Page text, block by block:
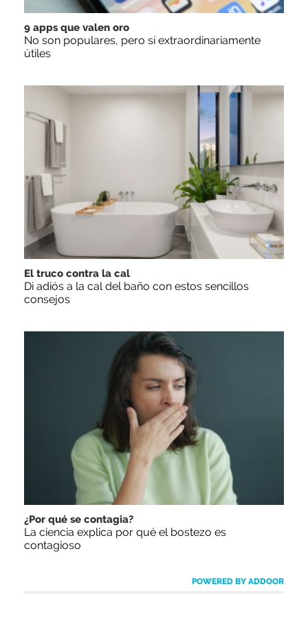
9 apps que valen oro
No son populares, pero sí extraordinariamente
útiles
El truco contra la cal
Di adiós a la cal del baño con estos sencillos
consejos
¿Por qué se contagia?
La ciencia explica por qué el bostezo es
contagioso
POWERED BY ADDOOR